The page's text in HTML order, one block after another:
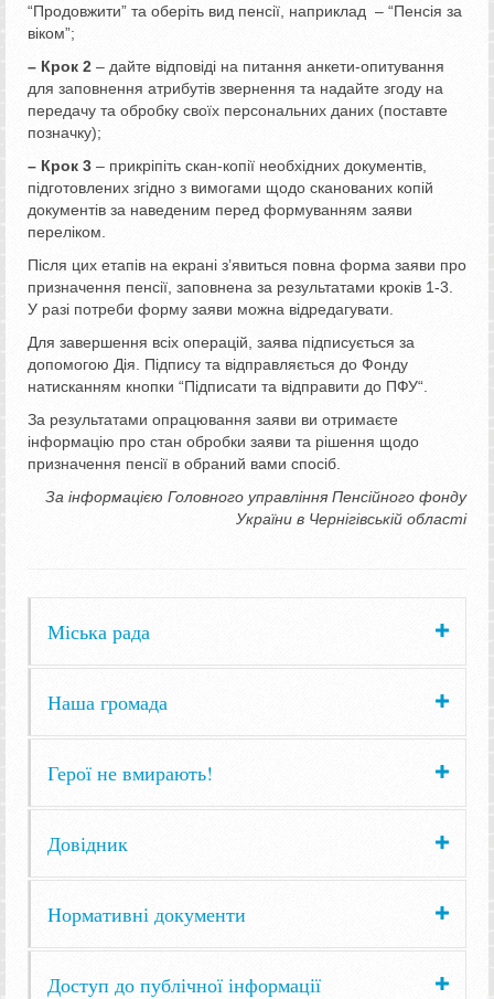
“Продовжити” та оберіть вид пенсії, наприклад – “Пенсія за
віком”;
– Крок 2 – дайте відповіді на питання анкети-опитування
для заповнення атрибутів звернення та надайте згоду на
передачу та обробку своїх персональних даних (поставте
позначку);
– Крок 3 – прикріпіть скан-копії необхідних документів,
підготовлених згідно з вимогами щодо сканованих копій
документів за наведеним перед формуванням заяви
переліком.
Після цих етапів на екрані з’явиться повна форма заяви про
призначення пенсії, заповнена за результатами кроків 1-3.
У разі потреби форму заяви можна відредагувати.
Для завершення всіх операцій, заява підписується за
допомогою Дія. Підпису та відправляється до Фонду
натисканням кнопки “Підписати та відправити до ПФУ“.
За результатами опрацювання заяви ви отримаєте
інформацію про стан обробки заяви та рішення щодо
призначення пенсії в обраний вами спосіб.
За інформацією Головного управління Пенсійного фонду
України в Чернігівській області
Міська рада
Наша громада
Герої не вмирають!
Довідник
Нормативні документи
Доступ до публічної інформації